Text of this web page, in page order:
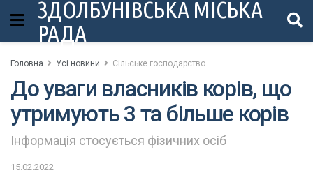
ЗДОЛБУНІВСЬКА МІСЬКА
РАДА
Головна Усі новини Сільське господарство
До уваги власників корів, що
утримують 3 та більше корів
Інформація стосується фізичних осіб
15.02.2022